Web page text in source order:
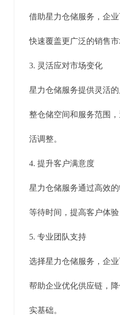
借助星力仓储服务，企
快速覆盖更广泛的销售
3. 灵活应对市场变化
星力仓储服务提供灵活
整仓储空间和服务范围
活调整。
4. 提升客户满意度
星力仓储服务通过高效
等待时间，提高客户体
5. 专业团队支持
选择星力仓储服务，企
帮助企业优化供应链，
实基础。